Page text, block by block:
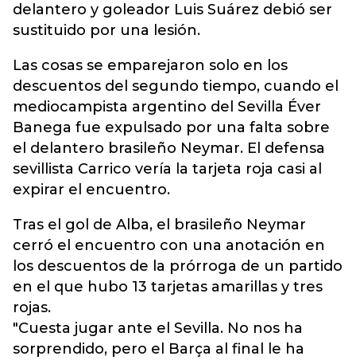
delantero y goleador Luis Suárez debió ser
sustituido por una lesión.
Las cosas se emparejaron solo en los
descuentos del segundo tiempo, cuando el
mediocampista argentino del Sevilla Éver
Banega fue expulsado por una falta sobre
el delantero brasileño Neymar. El defensa
sevillista Carrico vería la tarjeta roja casi al
expirar el encuentro.
Tras el gol de Alba, el brasileño Neymar
cerró el encuentro con una anotación en
los descuentos de la prórroga de un partido
en el que hubo 13 tarjetas amarillas y tres
rojas.
"Cuesta jugar ante el Sevilla. No nos ha
sorprendido, pero el Barça al final le ha